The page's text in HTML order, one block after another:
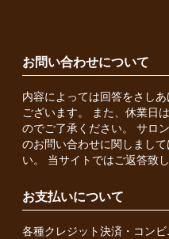
お問い合わせについて
内容によっては回答をさし
ございます。 また、休業日
のでご了承ください。 サロ
のお問い合わせに関しまし
い。 当サイトではご返答致
お支払いについて
各種クレジット決済・コン